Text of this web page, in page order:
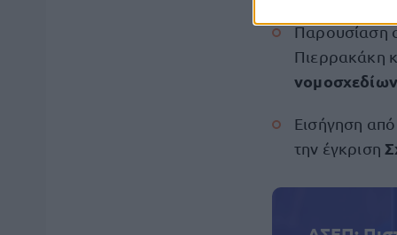
Παρουσίαση
Πιερρακάκη
νομοσχεδίων
Εισήγηση
την έγκριση